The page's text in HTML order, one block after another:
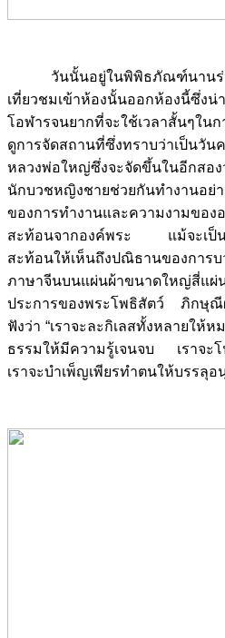
วันนั้นอยู่ในพิพิธภัณฑ์นาน
เที่ยวชมเข้าห้องนั้นออกห้องนี้ซึ่
โอฬารจนยากที่จะใช้เวลาสั้นๆใน
ดูการจัดสถานที่ซึ่งทราบว่าเป็นวัน
หลวงพ่อใหญ่ซึ่งจะจัดขึ้นในอีก
นักบวชหญิงชายช่วยกันทำงานอ
ของการทำงานและความงามของ
สะท้อนจากองค์พระ แม้จะเป็น
สะท้อนให้เห็นถึงปณิธานของการบ
ภาษาจีนบนแผ่นผ้าขนาดใหญ่สี่แผ่
ประการของพระโพธิสัตว์ ภิกษุณี
ฟังว่า “เราจะละกิเลสทั้งหลายให้
ธรรมให้มีความรู้เจนจบ เราจะ
เราจะบำเพ็ญเพียรทำตนให้บรรลุ